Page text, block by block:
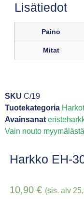
Lisätiedot
Paino
Mitat
SKU C/19
Tuotekategoria
Avainsanat
Vain nouto myymälästä
Harkko EH-
10,90 € (sis. alv